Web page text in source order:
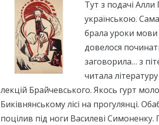
Тут з подачі
українською.
брала уроки мови
довелося
заговорила… з
читала
лекцій Брайчевського. Якось гурт
Биківнянському лісі на прогулянці.
поцілив під ноги Василеві